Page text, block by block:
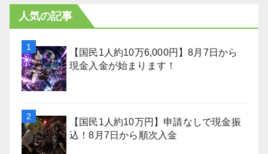
人気の記事
【国民1人約10万6,000円】8月7日から
現金入金が始まります！
【国民1人約10万円】申請なしで現金振
込！8月7日から順次入金